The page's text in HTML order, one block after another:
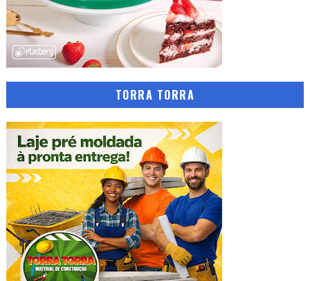
TORRA TORRA